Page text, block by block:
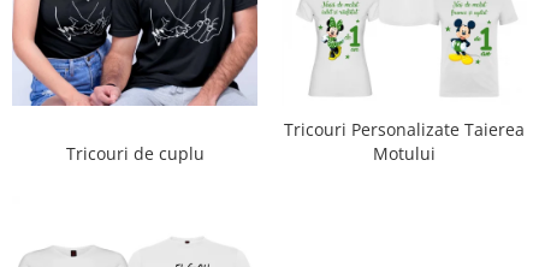
Tricouri de cuplu
Tricouri Personalizate Taierea
Motului